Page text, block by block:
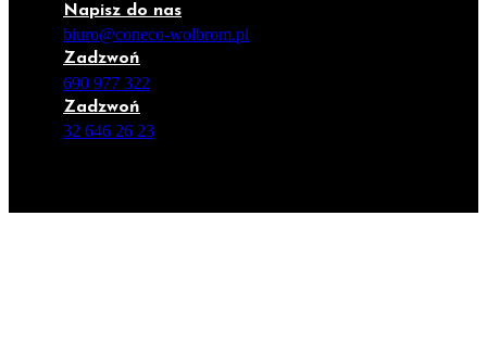
Napisz do nas
biuro@coneco-wolbrom.pl
Zadzwoń
690 977 322
Zadzwoń
32 646 26 23